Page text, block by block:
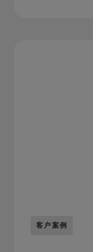
客户案例